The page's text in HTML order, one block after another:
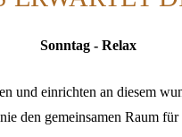
Sonntag - Relax
und einrichten an diesem
den gemeinsamen Raum